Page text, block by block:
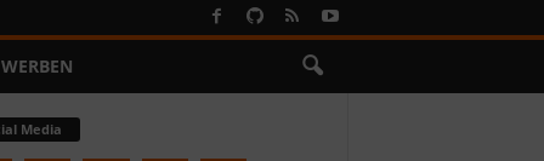
WERBEN
Media